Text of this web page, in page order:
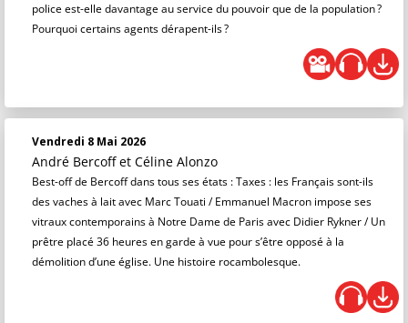
police est-elle davantage au service du pouvoir que de la population ?
Pourquoi certains agents dérapent-ils ?
Vendredi 8 Mai 2026
André Bercoff et Céline Alonzo
Best-off de Bercoff dans tous ses états : Taxes : les Français sont-ils
des vaches à lait avec Marc Touati / Emmanuel Macron impose ses
vitraux contemporains à Notre Dame de Paris avec Didier Rykner / Un
prêtre placé 36 heures en garde à vue pour s’être opposé à la
démolition d’une église. Une histoire rocambolesque.